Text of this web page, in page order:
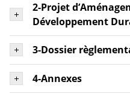
2-Projet
Développement
3-Dossier
4-Annexes